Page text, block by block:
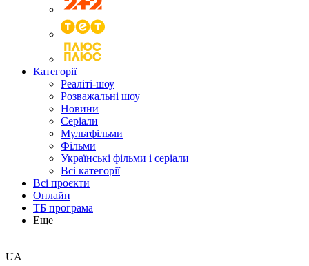
Категорії
Реаліті-шоу
Розважальні шоу
Новини
Серіали
Мультфільми
Фільми
Українські фільми і серіали
Всі категорії
Всі проєкти
Онлайн
ТБ програма
Еще
UA